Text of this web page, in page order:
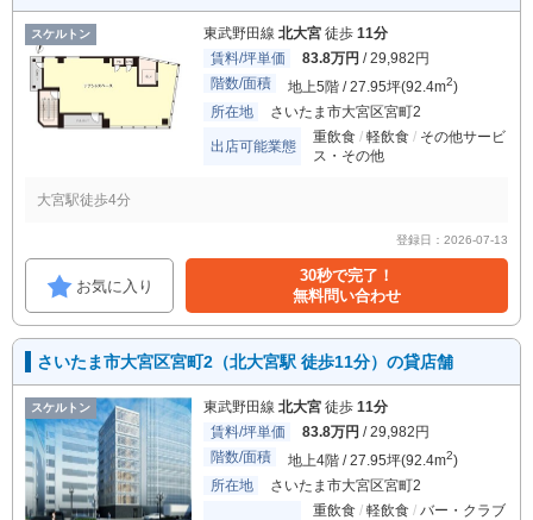
スケルトン 東武野田線 北大宮 徒歩 11分
賃料/坪単価
83.8万円 / 29,982円
階数/面積
地上5階 / 27.95坪(92.4m2)
所在地
さいたま市大宮区宮町2
出店可能業態
重飲食 軽飲食
その他サービ
ス・その他
大宮駅徒歩4分
登録日：2026-07-13
お気に入り
30秒で完了！
無料問い合わせ
さいたま市大宮区宮町2（北大宮駅 徒歩11分）の貸店舗
スケルトン 東武野田線 北大宮 徒歩 11分
賃料/坪単価
83.8万円 / 29,982円
階数/面積
地上4階 / 27.95坪(92.4m2)
所在地
さいたま市大宮区宮町2
重飲食 軽飲食
バー・クラブ